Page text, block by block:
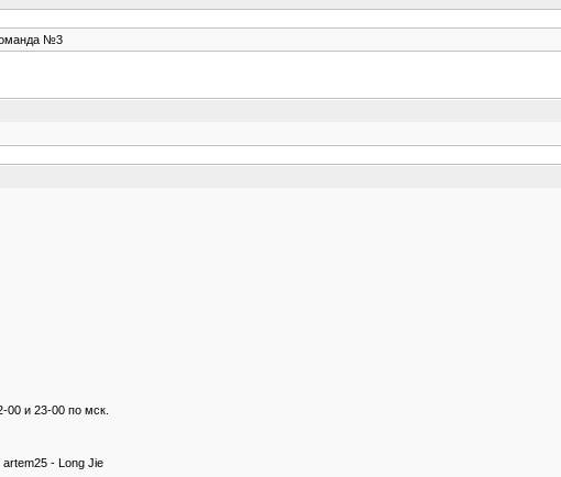
№3
00 и 23-00 по мск.
- Long Jie